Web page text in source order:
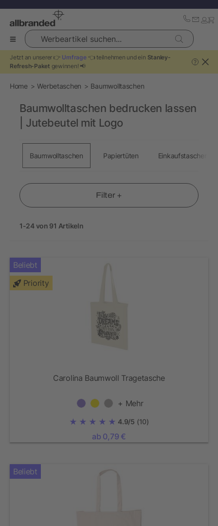
Werbeartikel suchen...
Jetzt an unserer 👉 Umfrage👈 teilnehmen und ein Stanley-
Refresh-Paket gewinnen! 📢
?
Home Werbetaschen Baumwolltaschen
Filter +
1-24 von 91 Artikeln
Beliebt
Priority
Carolina Baumwoll Tragetasche
+ Mehr
4.9/5 (10)
ab 0,79 €
Beliebt
Baumwolltaschen bedrucken lassen
| Jutebeutel mit Logo
Baumwolltaschen Papiertüten Einkaufstaschen